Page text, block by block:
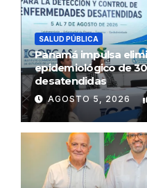
SALUD PÚBLICA
Panamá impulsa
epidemiológico de
desatendidas
AGOSTO 5, 2026